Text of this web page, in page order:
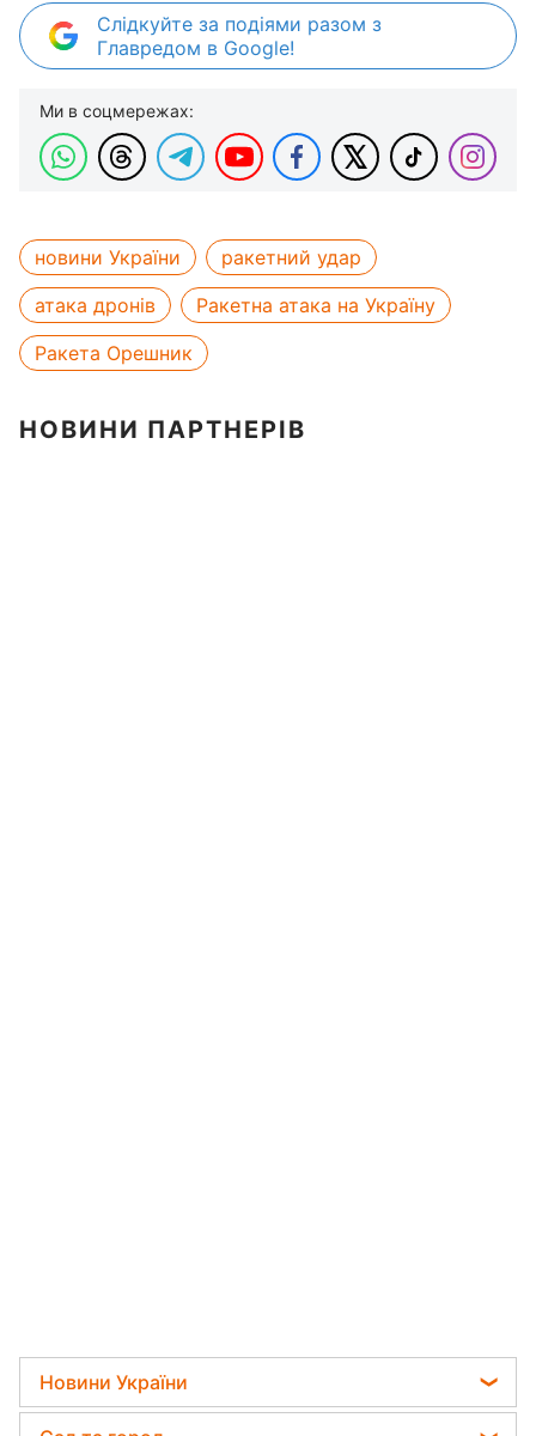
Слідкуйте за подіями разом з
Главредом в Google!
Ми в соцмережах:
новини України
ракетний удар
атака дронів
Ракетна атака на Україну
Ракета Орешник
НОВИНИ ПАРТНЕРІВ
Новини України
Телеграм новини України